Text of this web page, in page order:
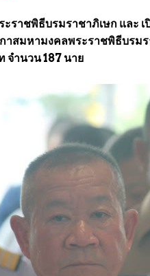
ราชพิธีบรมราชาภิเษก และ
กาสมหามงคลพระราชพิธีบรม
จำนวน 187 นาย